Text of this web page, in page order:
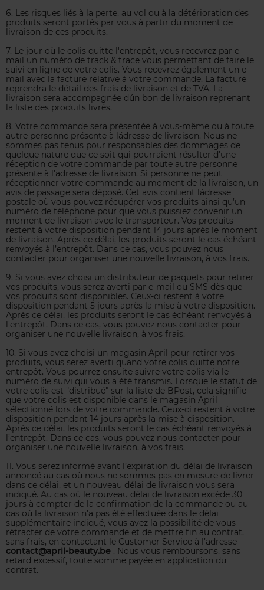
6. Les risques liés à la perte, au vol ou à la détérioration des
produits seront portés par vous à partir du moment de
livraison de ces produits.
7. Le jour où le colis quitte l'entrepôt, vous recevrez par e-
mail un numéro de track & trace vous permettant de faire le
suivi en ligne de votre colis. Vous recevrez également un e-
mail avec la facture relative à votre commande. La facture
reprendra le détail des frais de livraison et de TVA. La
livraison sera accompagnée d´un bon de livraison reprenant
la liste des produits livrés.
8. Votre commande sera présentée à vous-même ou à toute
autre personne présente à l´adresse de livraison. Nous ne
sommes pas tenus pour responsables des dommages de
quelque nature que ce soit qui pourraient résulter d’une
réception de votre commande par toute autre personne
présente à l’adresse de livraison. Si personne ne peut
réceptionner votre commande au moment de la livraison, un
avis de passage sera déposé. Cet avis contient l´adresse
postale où vous pouvez récupérer vos produits ainsi qu’un
numéro de téléphone pour que vous puissiez convenir un
moment de livraison avec le transporteur. Vos produits
restent à votre disposition pendant 14 jours après le moment
de livraison. Après ce délai, les produits seront le cas échéant
renvoyés à l’entrepôt. Dans ce cas, vous pouvez nous
contacter pour organiser une nouvelle livraison, à vos frais.
9. Si vous avez choisi un distributeur de paquets pour retirer
vos produits, vous serez averti par e-mail ou SMS dès que
vos produits sont disponibles. Ceux-ci restent à votre
disposition pendant 5 jours après la mise à votre disposition.
Après ce délai, les produits seront le cas échéant renvoyés à
l'entrepôt. Dans ce cas, vous pouvez nous contacter pour
organiser une nouvelle livraison, à vos frais.
10. Si vous avez choisi un magasin April pour retirer vos
produits, vous serez averti quand votre colis quitte notre
entrepôt. Vous pourrez ensuite suivre votre colis via le
numéro de suivi qui vous a été transmis. Lorsque le statut de
votre colis est "distribué" sur la liste de BPost, cela signifie
que votre colis est disponible dans le magasin April
sélectionné lors de votre commande. Ceux-ci restent à votre
disposition pendant 14 jours après la mise à disposition.
Après ce délai, les produits seront le cas échéant renvoyés à
l’entrepôt. Dans ce cas, vous pouvez nous contacter pour
organiser une nouvelle livraison, à vos frais.
11. Vous serez informé avant l’expiration du délai de livraison
annoncé au cas où nous ne sommes pas en mesure de livrer
dans ce délai, et un nouveau délai de livraison vous sera
indiqué. Au cas où le nouveau délai de livraison excède 30
jours à compter de la confirmation de la commande ou au
cas où la livraison n’a pas été effectuée dans le délai
supplémentaire indiqué, vous avez la possibilité de vous
rétracter de votre commande et de mettre fin au contrat,
sans frais, en contactant le Customer Service à l’adresse
contact@april-beauty.be . Nous vous remboursons, sans
retard excessif, toute somme payée en application du
contrat.